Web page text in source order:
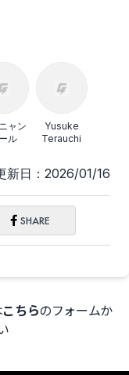
ャン
ル
Yusuke
Terauchi
新日：2026/01/16
SHARE
こちらのフォームか